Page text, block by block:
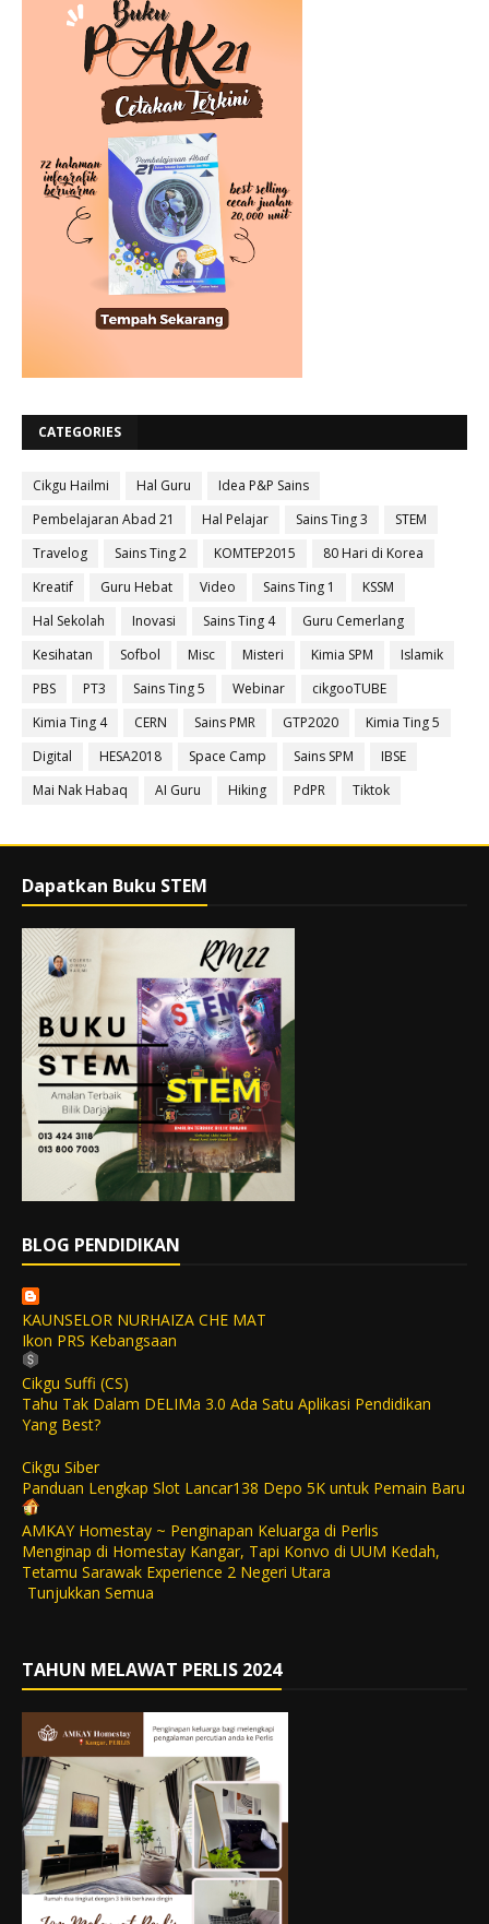
CATEGORIES
Cikgu Hailmi Hal Guru
Idea P&P Sains
Pembelajaran Abad 21
Hal Pelajar Sains Ting 3
STEM
Travelog
Sains Ting 2 KOMTEP2015
80 Hari di Korea
Kreatif
Guru Hebat Video Sains Ting 1
KSSM
Hal Sekolah
Inovasi Sains Ting 4
Guru Cemerlang
Kesihatan
Sofbol Misc Misteri Kimia SPM
Islamik
PBS
PT3 Sains Ting 5 Webinar
cikgooTUBE
Kimia Ting 4
CERN Sains PMR GTP2020
Kimia Ting 5
Digital
HESA2018 Space Camp Sains SPM
IBSE
Mai Nak Habaq
AI Guru Hiking PdPR Tiktok
Dapatkan Buku STEM
BLOG PENDIDIKAN
KAUNSELOR NURHAIZA CHE MAT
Ikon PRS Kebangsaan
Cikgu Suffi (CS)
Tahu Tak Dalam DELIMa 3.0 Ada Satu Aplikasi Pendidikan
Yang Best?
Cikgu Siber
Panduan Lengkap Slot Lancar138 Depo 5K untuk Pemain Baru
AMKAY Homestay ~ Penginapan Keluarga di Perlis
Menginap di Homestay Kangar, Tapi Konvo di UUM Kedah,
Tetamu Sarawak Experience 2 Negeri Utara
Tunjukkan Semua
TAHUN MELAWAT PERLIS 2024